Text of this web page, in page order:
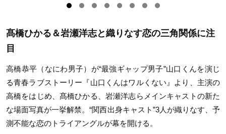
髙橋ひかる＆岩瀬洋志と織りなす恋の三角関係に注
目
高橋恭平（なにわ男子）が“最強ギャップ男子”山口くんを演じ
る青春ラブストーリー『山口くんはワルくない』より、主演の
高橋をはじめ、髙橋ひかる、岩瀬洋志らメインキャストの新た
な場面写真が一挙解禁。“関西出身キャスト”3人が織りなす、予
測不能な恋のトライアングルが幕を開ける。